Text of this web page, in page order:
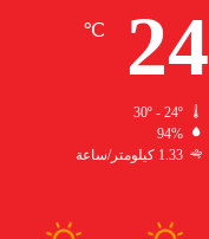
24
℃
94%
1.33 كيلومتر/ساعة